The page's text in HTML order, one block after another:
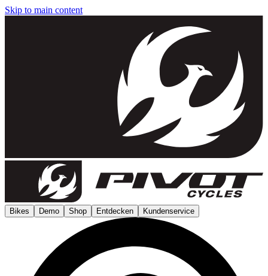
Skip to main content
Bikes Demo Shop Entdecken Kundenservice